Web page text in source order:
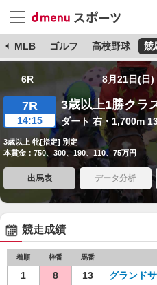
MLB ゴルフ 高校野球 競
6R 8月21日(日)
7R
14:15
3歳以上1勝クラ
ダート 右・1,700m
3歳以上 牝[指定] 別定
本賞金：750、300、190、110、75万円
出馬表 データ分析
競走成績
着順 枠番 馬番
1 8 13 グランド